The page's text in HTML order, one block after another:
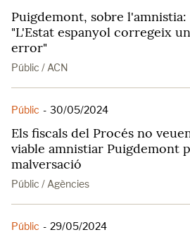
Puigdemont, sobre l'amnistia:
"L'Estat espanyol corregeix un
error"
Públic / ACN
Públic - 30/05/2024
Els fiscals del Procés no
viable amnistiar Puigdemont
malversació
Públic / Agències
Públic - 29/05/2024